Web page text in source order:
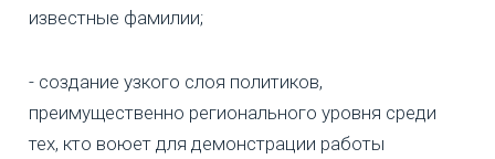
известные фамилии;
- создание узкого слоя политиков,
преимущественно регионального уровня среди
тех, кто воюет для демонстрации работы